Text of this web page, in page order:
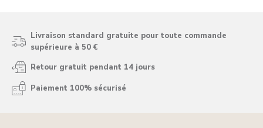
Livraison standard gratuite pour toute commande
supérieure à 50 €
Retour gratuit pendant 14 jours
Paiement 100% sécurisé